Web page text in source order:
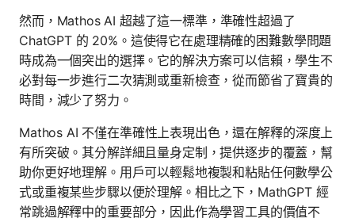
然而，Mathos AI 超越了這一標準，準確性超過了
ChatGPT 的 20%。這使得它在處理精確的困難數學問題
時成為一個突出的選擇。它的解決方案可以信賴，學生不
必對每一步進行二次猜測或重新檢查，從而節省了寶貴的
時間，減少了努力。
Mathos AI 不僅在準確性上表現出色，還在解釋的深度上
有所突破。其分解詳細且量身定制，提供逐步的覆蓋，幫
助你更好地理解。用戶可以輕鬆地複製和粘貼任何數學公
式或重複某些步驟以便於理解。相比之下，MathGPT 經
常跳過解釋中的重要部分，因此作為學習工具的價值不